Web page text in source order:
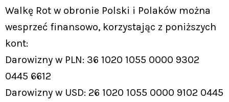
Walkę Rot w obronie Polski i Polaków można
wesprzeć finansowo, korzystając z poniższych
kont:
Darowizny w PLN: 36 1020 1055 0000 9302
0445 6612
Darowizny w USD: 26 1020 1055 0000 9102 0445